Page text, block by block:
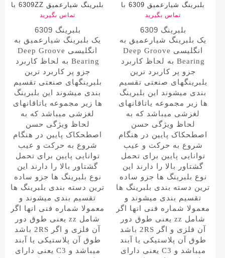
بلبرینگ شیارعمیق 6309ZZ با
مارک JBR/ جی بی آرتماس بگیرید
بلبرینگ 6309
یک بلبرینگ شیارعمیق به
انگلیسی Deep Groove
Bearing به لحاظ کاربرد
جزو پر کاربرد ترین
بلبرینگهای صنعتی تقسیم
بندی میشوند این بلبرینگ
ها زیر مجموعه یاتاقانهای
لغزشی میباشد که به
لحاظ ویژگی حسن
اصطحکاک پایین در هنگام
شروع به حرکت و عیب
توانایی پایین برای تحمل
گشتاور بالا را دارند این
نوع بلبرینگ ها جزو ساده
ترین دسته بندی بلبرینگ ها
تقسیم بندی میشوند و
معمولا شماره فنی انها اگر
شامل zz یعنی طوق دور
آن فلزی و اگر 2RS باشد
طوق آن پلاستیکی یا آبند
میباشد و C3 یعنی دارای
بلبرینگ شیارعمیق 6309 با
مارک JBR/ جی بی آرتماس بگیرید
بلبرینگ 6309
یک بلبرینگ شیارعمیق به
انگلیسی Deep Groove
Bearing به لحاظ کاربرد
جزو پر کاربرد ترین
بلبرینگهای صنعتی تقسیم
بندی میشوند این بلبرینگ
ها زیر مجموعه یاتاقانهای
لغزشی میباشد که به
لحاظ ویژگی حسن
اصطحکاک پایین در هنگام
شروع به حرکت و عیب
توانایی پایین برای تحمل
گشتاور بالا را دارند این
نوع بلبرینگ ها جزو ساده
ترین دسته بندی بلبرینگ ها
تقسیم بندی میشوند و
معمولا شماره فنی انها اگر
شامل zz یعنی طوق دور
آن فلزی و اگر 2RS باشد
طوق آن پلاستیکی یا آبند
میباشد و C3 یعنی دارای